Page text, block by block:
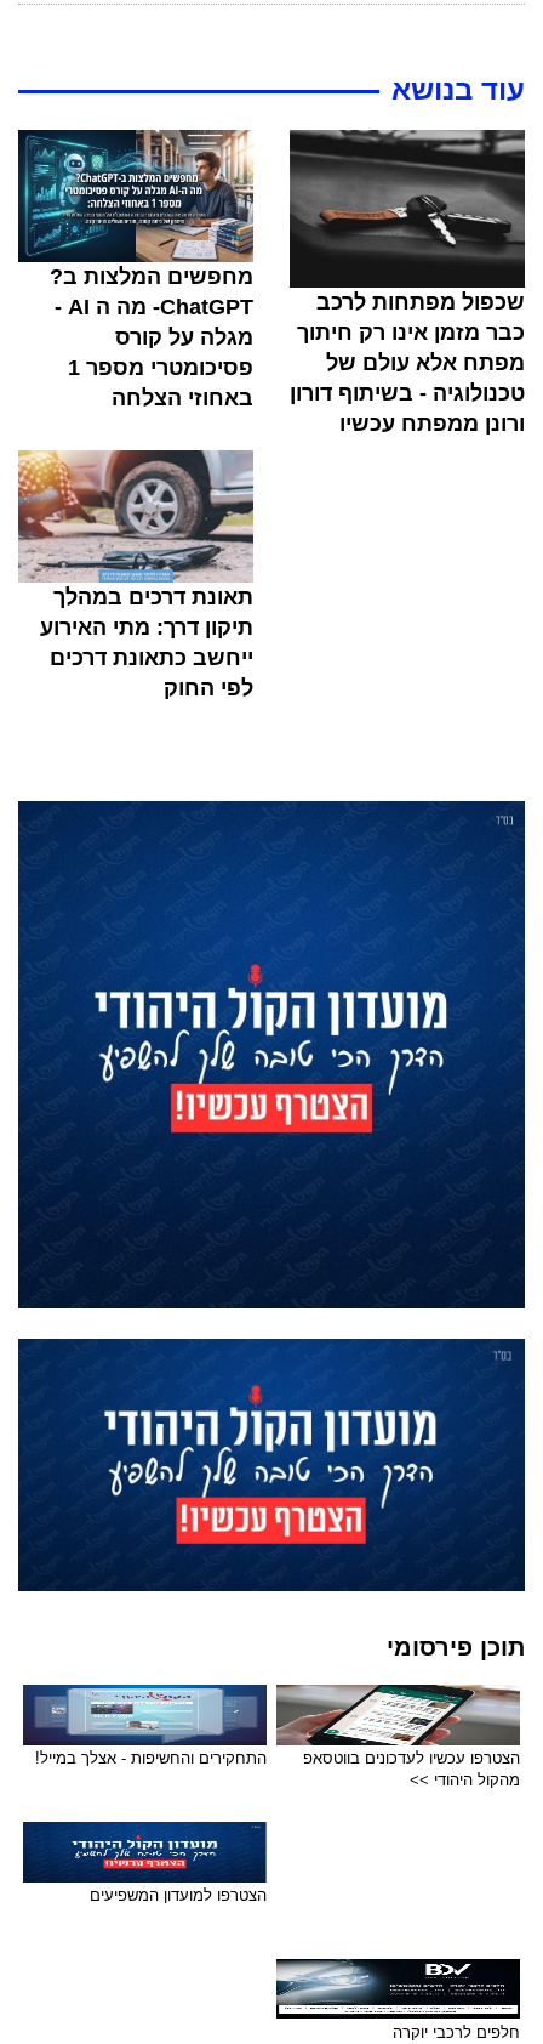
עוד בנושא
שכפול מפתחות לרכב
כבר מזמן אינו רק חיתוך
מפתח אלא עולם של
טכנולוגיה - בשיתוף דורון
ורונן ממפתח עכשיו
מחפשים המלצות ב?
ChatGPT- מה ה AI -
מגלה על קורס
פסיכומטרי מספר 1
באחוזי הצלחה
תאונת דרכים במהלך
תיקון דרך: מתי האירוע
ייחשב כתאונת דרכים
לפי החוק
תוכן פירסומי
הצטרפו עכשיו לעדכונים בווטסאפ
מהקול היהודי >>
התחקירים והחשיפות - אצלך במייל!
הצטרפו למועדון המשפיעים
חלפים לרכבי יוקרה